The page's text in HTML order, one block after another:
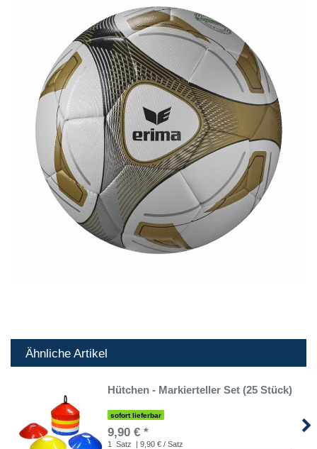
Ähnliche Artikel
Hütchen - Markierteller Set (25 Stück)
sofort lieferbar
9,90 € *
1 Satz | 9,90 € / Satz